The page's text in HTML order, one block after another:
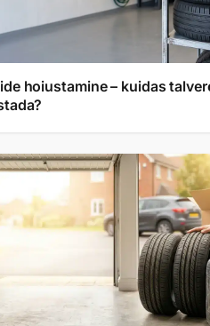
hoiustamine – kuidas